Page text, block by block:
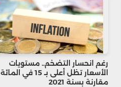
رغم انحسار التضخم.. مستويات
الأسعار تظل أعلى بـ 15 في المائة
مقارنة بسنة 2021